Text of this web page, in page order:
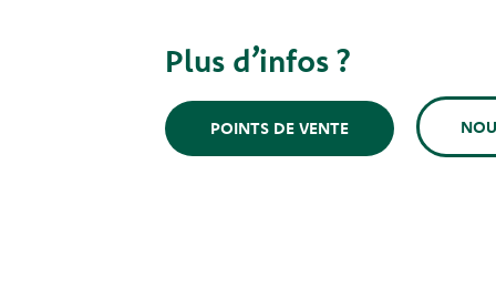
Plus d’infos ?
POINTS DE VENTE